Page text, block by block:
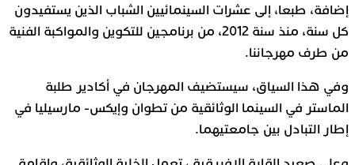
إضافة، طبعا، إلى عشرات السينمائيين الشباب الذين يستفيدون
كل سنة، منذ سنة 2012، من برنامجين للتكوين والمواكبة الفنية
من طرف مهرجاننا.
وفي هذا السياق، سيستضيف المهرجان في أكادير طلبة
الماستر في السينما الوثائقية من تطوان وإيكس- مارسيليا في
إطار التبادل بين جامعتيهما.